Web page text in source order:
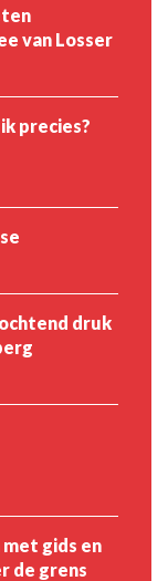
van Losser
precies?
druk
gids en
de grens